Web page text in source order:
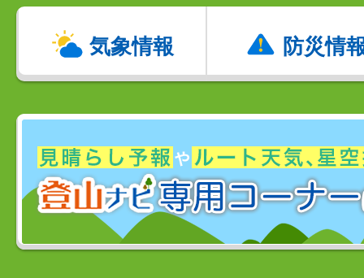
気象情報 防災情